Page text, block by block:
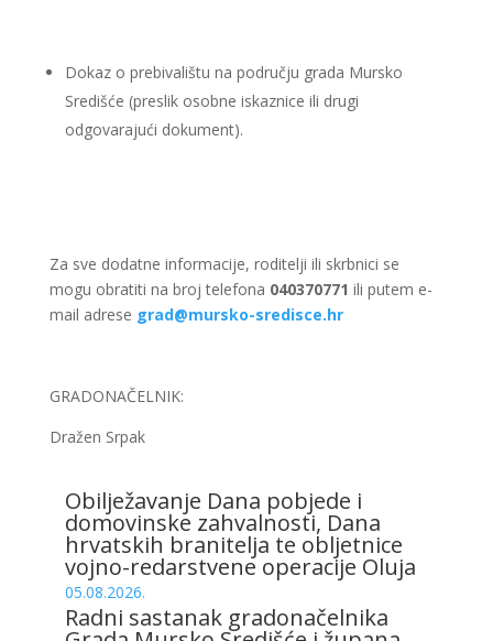
Dokaz o prebivalištu na području grada Mursko
Središće (preslik osobne iskaznice ili drugi
odgovarajući dokument).
Za sve dodatne informacije, roditelji ili skrbnici se
mogu obratiti na broj telefona 040370771 ili putem e-
mail adrese grad@mursko-sredisce.hr
GRADONAČELNIK:
Dražen Srpak
Obilježavanje Dana pobjede i
domovinske zahvalnosti, Dana
hrvatskih branitelja te obljetnice
vojno-redarstvene operacije Oluja
05.08.2026.
Radni sastanak gradonačelnika